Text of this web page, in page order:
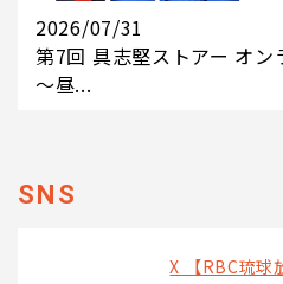
2026/07/31
第7回 具志堅ストアー オン
～昼...
SNS
X 【RBC琉球